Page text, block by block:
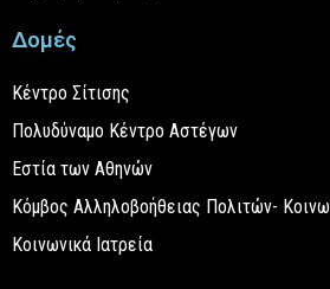
Δομές
Κέντρο Σίτισης
Πολυδύναμο Κέντρο Αστέγων
Εστία των Αθηνών
Κόμβος Αλληλοβοήθειας Πολιτών-
Κοινωνικά Ιατρεία